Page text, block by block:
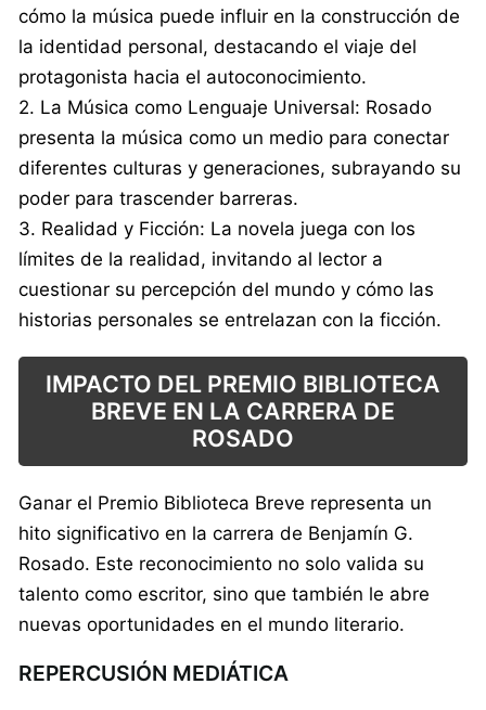
cómo la música puede influir en la construcción de
la identidad personal, destacando el viaje del
protagonista hacia el autoconocimiento.
2. La Música como Lenguaje Universal: Rosado
presenta la música como un medio para conectar
diferentes culturas y generaciones, subrayando su
poder para trascender barreras.
3. Realidad y Ficción: La novela juega con los
límites de la realidad, invitando al lector a
cuestionar su percepción del mundo y cómo las
historias personales se entrelazan con la ficción.
IMPACTO DEL PREMIO BIBLIOTECA
BREVE EN LA CARRERA DE
ROSADO
Ganar el Premio Biblioteca Breve representa un
hito significativo en la carrera de Benjamín G.
Rosado. Este reconocimiento no solo valida su
talento como escritor, sino que también le abre
nuevas oportunidades en el mundo literario.
REPERCUSIÓN MEDIÁTICA